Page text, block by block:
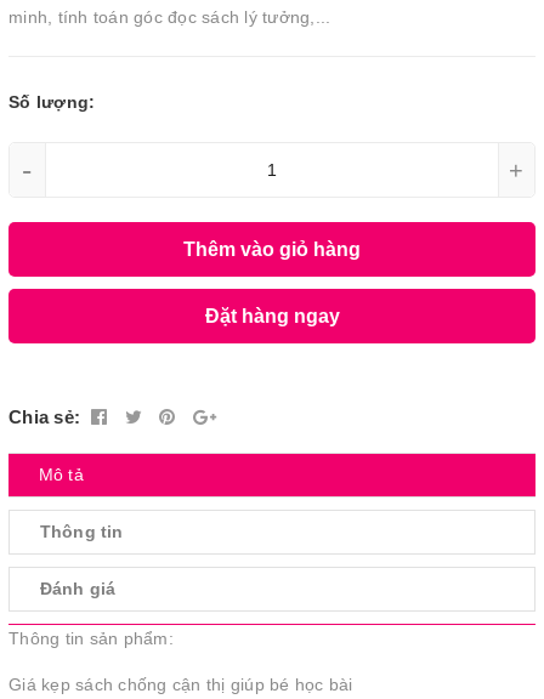
minh, tính toán góc đọc sách lý tưởng,...
Số lượng:
- +
Thêm vào giỏ hàng
Đặt hàng ngay
Chia sẻ:
Mô tả
Thông tin
Đánh giá
Thông tin sản phẩm:
Giá kẹp sách chống cận thị giúp bé học bài